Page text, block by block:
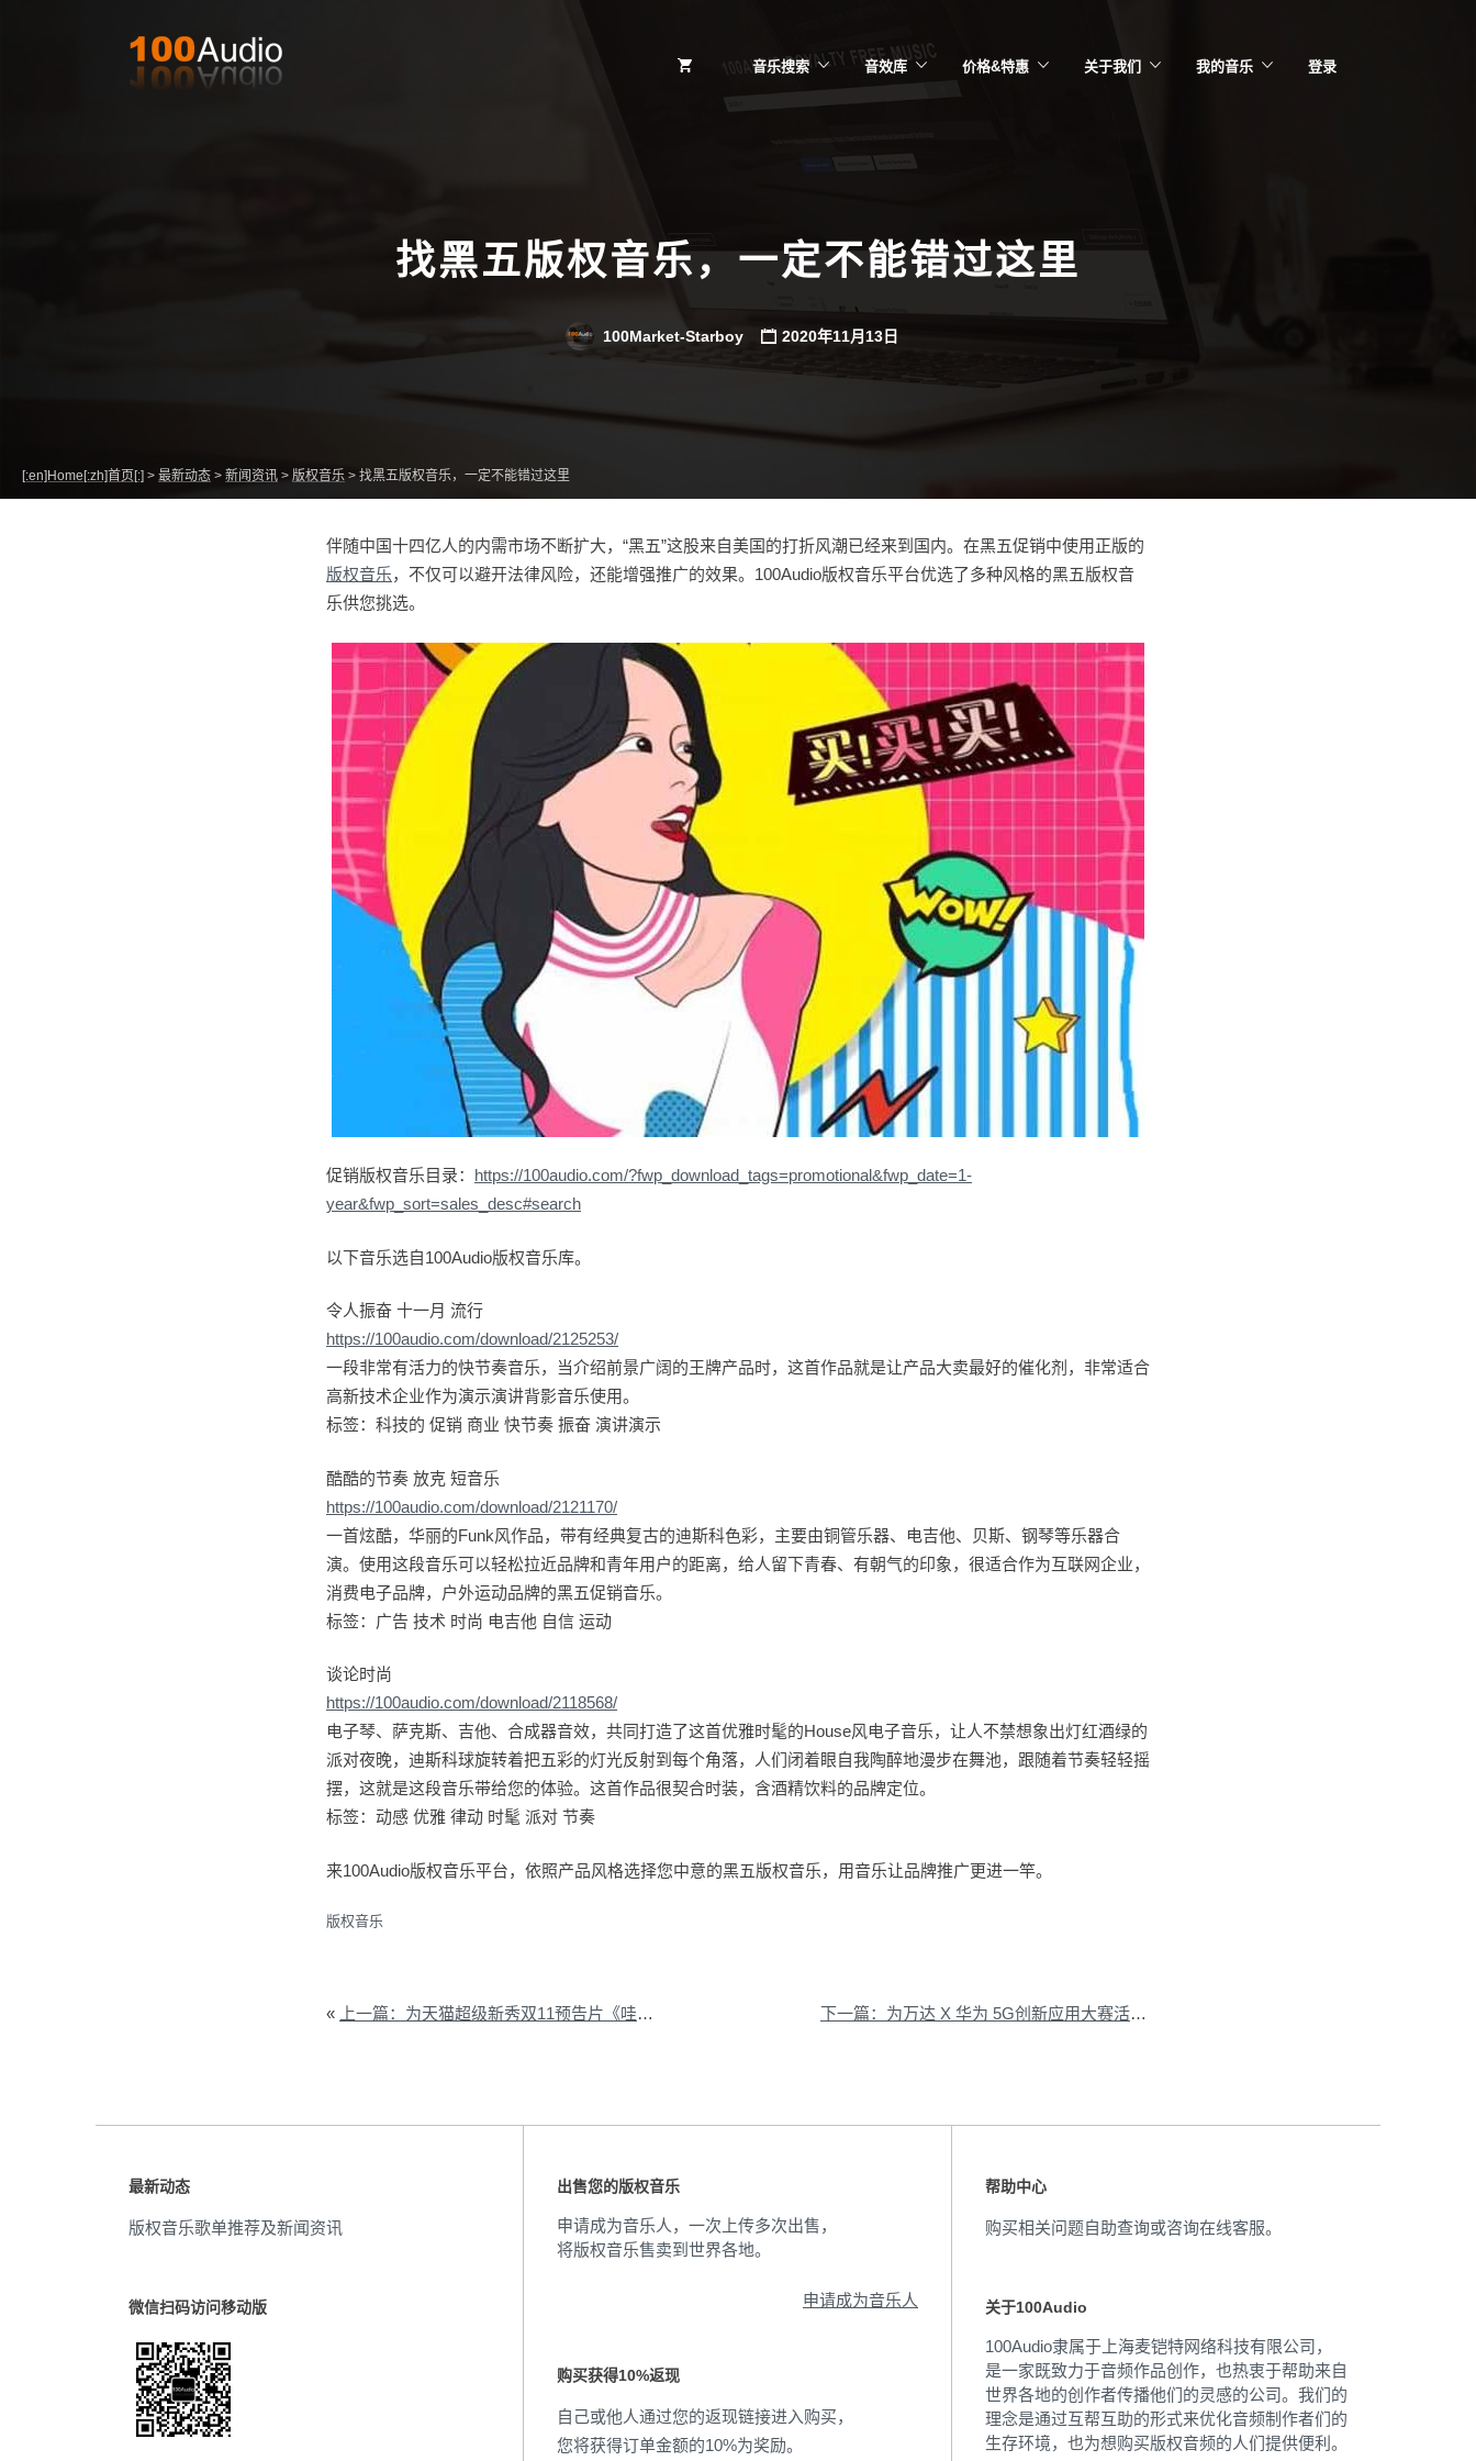
音乐搜索 音效库 价格&特惠 关于我们 我的音乐 登录
找黑五版权音乐，一定不能错过这里
100Market-Starboy 2020年11月13日
[:en]Home[:zh]首页[:] > 最新动态 > 新闻资讯 > 版权音乐 > 找黑五版权音乐，一定不能错过这里
伴随中国十四亿人的内需市场不断扩大，“黑五”这股来自美国的打折风潮已经来到国内。在黑五促销中使用正版的
版权音乐，不仅可以避开法律风险，还能增强推广的效果。100Audio版权音乐平台优选了多种风格的黑五版权音
乐供您挑选。
促销版权音乐目录： https://100audio.com/?fwp_download_tags=promotional&fwp_date=1-
year&fwp_sort=sales_desc#search
以下音乐选自100Audio版权音乐库。
令人振奋 十一月 流行
https://100audio.com/download/2125253/
一段非常有活力的快节奏音乐，当介绍前景广阔的王牌产品时，这首作品就是让产品大卖最好的催化剂，非常适合
高新技术企业作为演示演讲背影音乐使用。
标签：科技的 促销 商业 快节奏 振奋 演讲演示
酷酷的节奏 放克 短音乐
https://100audio.com/download/2121170/
一首炫酷，华丽的Funk风作品，带有经典复古的迪斯科色彩，主要由铜管乐器、电吉他、贝斯、钢琴等乐器合
演。使用这段音乐可以轻松拉近品牌和青年用户的距离，给人留下青春、有朝气的印象，很适合作为互联网企业，
消费电子品牌，户外运动品牌的黑五促销音乐。
标签：广告 技术 时尚 电吉他 自信 运动
谈论时尚
https://100audio.com/download/2118568/
电子琴、萨克斯、吉他、合成器音效，共同打造了这首优雅时髦的House风电子音乐，让人不禁想象出灯红酒绿的
派对夜晚，迪斯科球旋转着把五彩的灯光反射到每个角落，人们闭着眼自我陶醉地漫步在舞池，跟随着节奏轻轻摇
摆，这就是这段音乐带给您的体验。这首作品很契合时装，含酒精饮料的品牌定位。
标签：动感 优雅 律动 时髦 派对 节奏
来100Audio版权音乐平台，依照产品风格选择您中意的黑五版权音乐，用音乐让品牌推广更进一竿。
版权音乐
« 上一篇：为天猫超级新秀双11预告片《哇！宝藏之夜》提供音乐版权 下一篇：为万达 X 华为 5G创新应用大赛活动提供音乐版权
最新动态
版权音乐歌单推荐及新闻资讯
微信扫码访问移动版
出售您的版权音乐
申请成为音乐人，一次上传多次出售，
将版权音乐售卖到世界各地。
申请成为音乐人
购买获得10%返现
自己或他人通过您的返现链接进入购买，
您将获得订单金额的10%为奖励。
帮助中心
购买相关问题自助查询或咨询在线客服。
关于100Audio
100Audio隶属于上海麦铠特网络科技有限公司，
是一家既致力于音频作品创作，也热衷于帮助来自
世界各地的创作者传播他们的灵感的公司。我们的
理念是通过互帮互助的形式来优化音频制作者们的
生存环境，也为想购买版权音频的人们提供便利。